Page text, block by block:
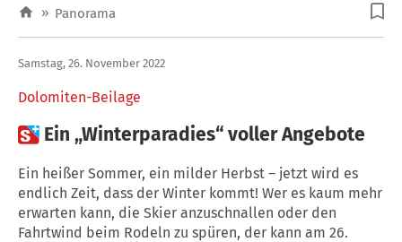
» Panorama
Dolomiten-Beilage
Samstag, 26. November 2022
 Ein „Winterparadies“ voller Angebote
Ein heißer Sommer, ein milder Herbst – jetzt wird es
endlich Zeit, dass der Winter kommt! Wer es kaum mehr
erwarten kann, die Skier anzuschnallen oder den
Fahrtwind beim Rodeln zu spüren, der kann am 26.